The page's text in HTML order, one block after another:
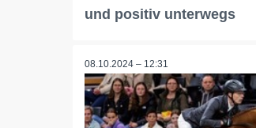
und positiv unterwegs
08.10.2024 – 12:31